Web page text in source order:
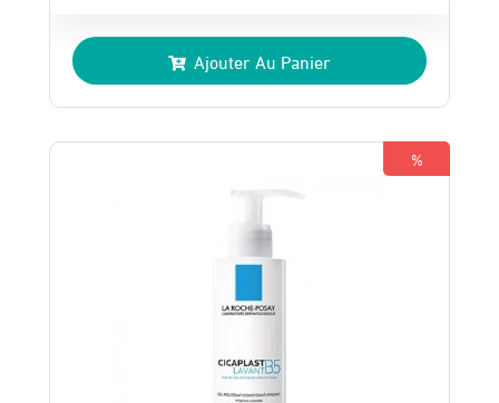
prix
initial
était :
119 Dhs.
prix
actuel
est :
105 Dhs.
Ajouter Au Panier
%